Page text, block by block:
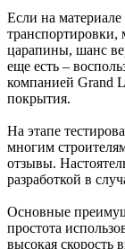
Если на материале
транспортировки,
царапины, шанс
еще есть –
компанией Grand
покрытия.
На этапе
многим
отзывы.
разработкой в
Основные
простота
высокая скорость